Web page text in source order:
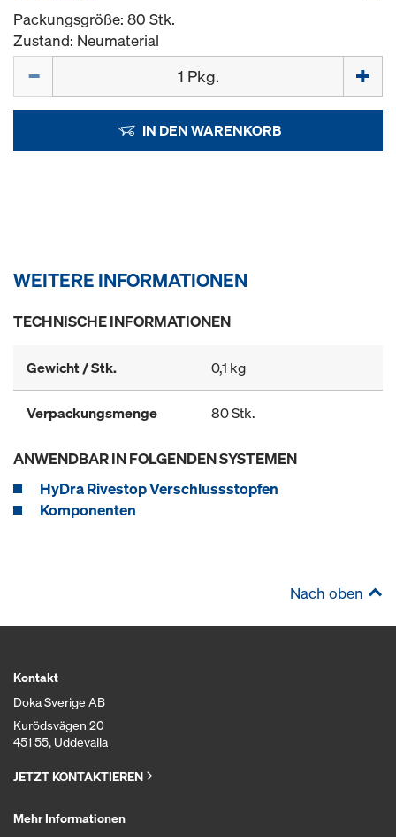
Packungsgröße: 80 Stk.
Zustand: Neumaterial
IN DEN WARENKORB
WEITERE INFORMATIONEN
TECHNISCHE INFORMATIONEN
Gewicht / Stk. 0,1 kg
Verpackungsmenge 80 Stk.
ANWENDBAR IN FOLGENDEN SYSTEMEN
HyDra Rivestop Verschlussstopfen
Komponenten
Nach oben
Kontakt
Doka Sverige AB
Kurödsvägen 20
451 55, Uddevalla
JETZT KONTAKTIEREN
Mehr Informationen